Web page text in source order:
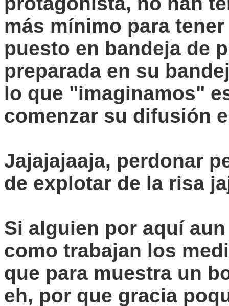
más mínimo para
puesto en bandeja de
preparada en su
lo que "imaginamos"
comenzar su difusión
Jajajajaaja, perdonar
de explotar de la risa
Si alguien por aquí
como trabajan los
que para muestra un
eh, por que gracia